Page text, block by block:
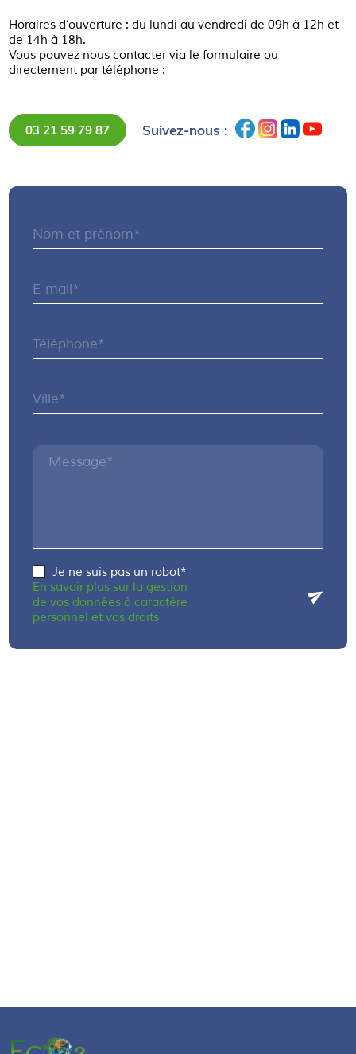
Nom et prénom*
E-mail*
Téléphone*
Ville*
Message*
Je ne suis pas un robot*
En savoir plus sur la gestion
de vos données à caractère
personnel et vos droits
Horaires d’ouverture : du lundi au vendredi de 09h à 12h et
de 14h à 18h.
Vous pouvez nous contacter via le formulaire ou
directement par téléphone :
03 21 59 79 87 Suivez-nous :